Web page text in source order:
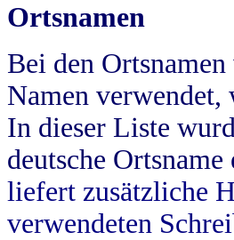
Ortsnamen
Bei den
Namen verwendet,
In dieser Liste
deutsche Ortsname
liefert zusätzliche
verwendeten